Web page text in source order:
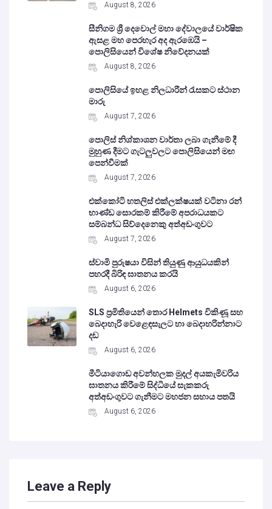
August 8, 2026
සීනිගම ශ්‍රී දෙවොල් මහා දේවාලයේ වාර්ෂික
ඇසළ මහ පෙරහැර අද ඇරඹෙයි –
පොලිසියෙන් විශේෂ නිවේදනයක්
August 8, 2026
පොලිසියේ ඉහළ නිලධාරීන් රැසකට ස්ථාන
මාරු
August 7, 2026
පොලිස් නිශ්කාශන වාර්තා ලබා ගැනීමේ දී
මුහුණ දීමට ගැටලුවලට පොලිසියෙන් මඟ
පෙන්වීමක්
August 7, 2026
එක්කෝටි හතලිස් එක්ලක්ෂයක් වටිනා රන්
භාණ්ඩ සොරකම් කිරීමේ අපරාධයකට
සම්බන්ධ සිව්දෙනෙකු අත්අඩංගුවට
August 7, 2026
ස්වාමි පුරුෂයා විසින් තියුණු ආයුධයකින්
පහරදී බිරිඳ ඝාතනය කරයි
August 6, 2026
SLS ප්‍රමිතියෙන් තොර Helmets විකිණූ සහ
බෙදාහැරි වෙළෙඳසැලට හා බෙදාහරින්නාට
දඩ
August 6, 2026
මීටියාගොඩ අවන්හලක මුදල් අයකැමිවරිය
ඝාතනය කිරීමේ සිද්ධියේ සැකකරු
අත්අඩංගුවට ගැනීමට මහජන සහාය පතයි
August 6, 2026
Leave a Reply